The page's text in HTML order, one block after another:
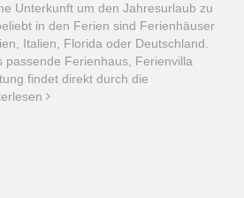
Unterkunft um den Jahresurlaub zu
in den Ferien sind Ferienhäuser
Italien, Florida oder Deutschland.
passende Ferienhaus, Ferienvilla
findet direkt durch die